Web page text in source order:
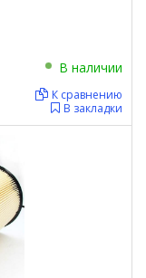
В наличии
В закладки
К сравнению